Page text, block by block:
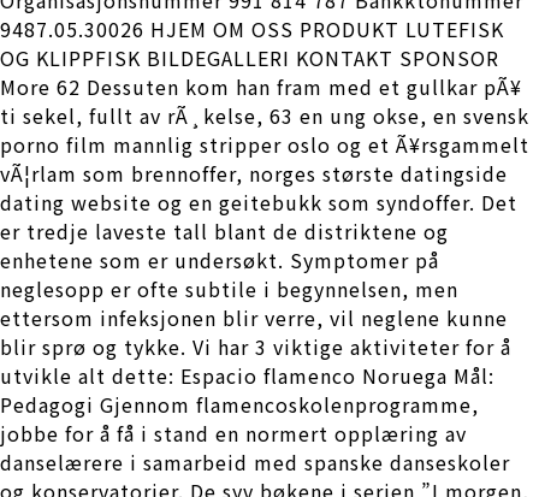
9487.05.30026 HJEM OM OSS PRODUKT LUTEFISK
OG KLIPPFISK BILDEGALLERI KONTAKT SPONSOR
More 62 Dessuten kom han fram med et gullkar pÃ¥
ti sekel, fullt av rÃ¸kelse, 63 en ung okse, en svensk
porno film mannlig stripper oslo og et Ã¥rsgammelt
vÃ¦rlam som brennoffer, norges største datingside
dating website og en geitebukk som syndoffer. Det
er tredje laveste tall blant de distriktene og
enhetene som er undersøkt. Symptomer på
neglesopp er ofte subtile i begynnelsen, men
ettersom infeksjonen blir verre, vil neglene kunne
blir sprø og tykke. Vi har 3 viktige aktiviteter for å
utvikle alt dette: Espacio flamenco Noruega Mål:
Pedagogi Gjennom flamencoskolenprogramme,
jobbe for å få i stand en normert opplæring av
danselærere i samarbeid med spanske danseskoler
og konservatorier. De syv bøkene i serien ”I morgen,